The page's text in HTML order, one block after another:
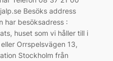
Besöks address
har besöksadress :
huset som vi håller till i
Orrspelsvägen 13,
Stockholm från